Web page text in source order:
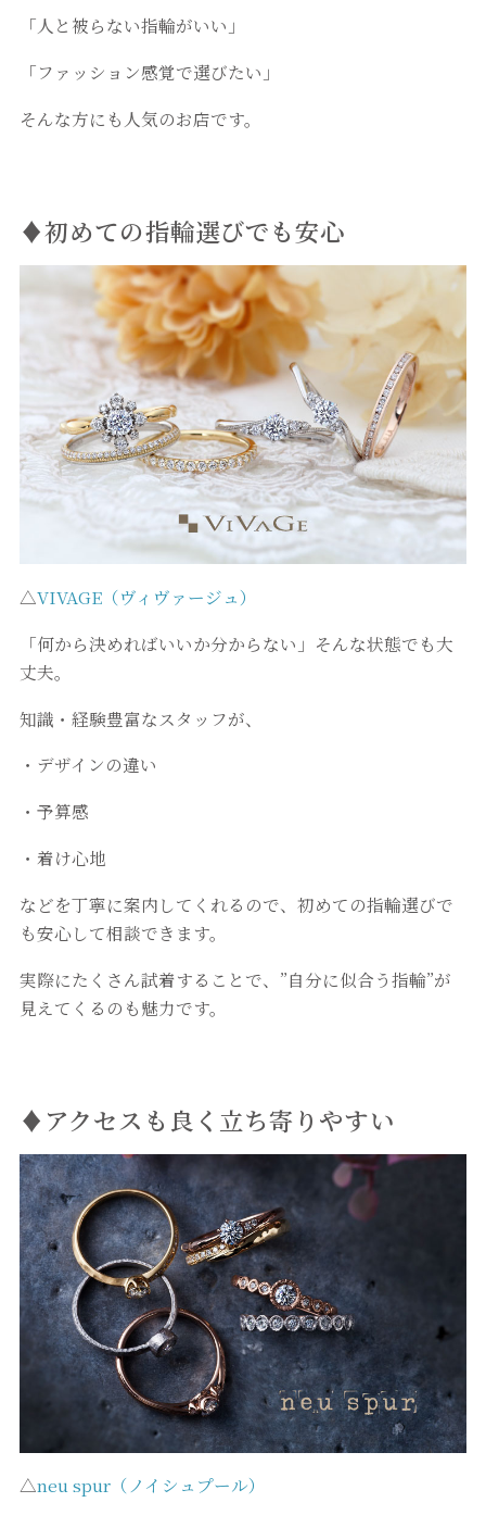
「人と被らない指輪がいい」
「ファッション感覚で選びたい」
そんな方にも人気のお店です。
♦初めての指輪選びでも安心
△VIVAGE（ヴィヴァージュ）
「何から決めればいいか分からない」そんな状態でも大
丈夫。
知識・経験豊富なスタッフが、
・デザインの違い
・予算感
・着け心地
などを丁寧に案内してくれるので、初めての指輪選びで
も安心して相談できます。
実際にたくさん試着することで、”自分に似合う指輪”が
見えてくるのも魅力です。
♦アクセスも良く立ち寄りやすい
△neu spur（ノイシュプール）